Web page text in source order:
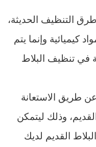
التنظيف الحديثة،
كيميائية وإنما يتم
في تنظيف البلاط
طريق الاستعانة
وذلك ليتمكن
القديم لديك